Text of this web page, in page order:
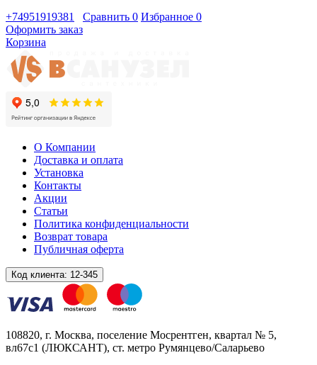
+74951919381
Сравнить 0 Избранное 0
Оформить заказ
Корзина
О Компании
Доставка и оплата
Установка
Контакты
Акции
Статьи
Политика конфиденциальности
Возврат товара
Публичная оферта
Код клиента: 12-345
108820, г. Москва, поселение Мосрентген, квартал № 5,
вл67с1 (ЛЮКСАНТ), ст. метро Румянцево/Саларьево